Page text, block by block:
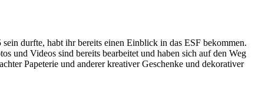
durfte, habt ihr bereits einen Einblick in das ESF bekommen.
und Videos sind bereits bearbeitet und haben sich auf den Weg
Papeterie und anderer kreativer Geschenke und dekorativer